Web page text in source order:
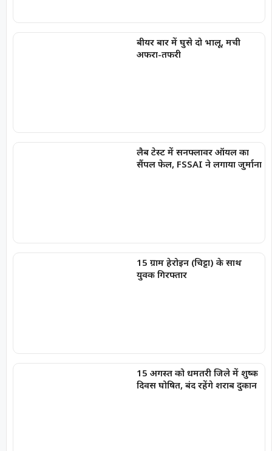
बीयर बार में घुसे दो भालू, मची
अफरा-तफरी
लैब टेस्ट में सनफ्लावर ऑयल का
सैंपल फेल, FSSAI ने लगाया जुर्माना
15 ग्राम हेरोइन (चिट्टा) के साथ
युवक गिरफ्तार
15 अगस्त को धमतरी जिले में शुष्क
दिवस घोषित, बंद रहेंगे शराब दुकान